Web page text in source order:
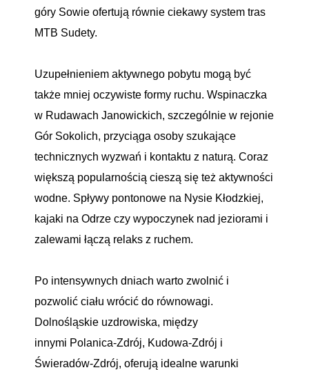
góry Sowie ofertują równie ciekawy system tras
MTB Sudety.
Uzupełnieniem aktywnego pobytu mogą być
także mniej oczywiste formy ruchu. Wspinaczka
w Rudawach Janowickich, szczególnie w rejonie
Gór Sokolich, przyciąga osoby szukające
technicznych wyzwań i kontaktu z naturą. Coraz
większą popularnością cieszą się też aktywności
wodne. Spływy pontonowe na Nysie Kłodzkiej,
kajaki na Odrze czy wypoczynek nad jeziorami i
zalewami łączą relaks z ruchem.
Po intensywnych dniach warto zwolnić i
pozwolić ciału wrócić do równowagi.
Dolnośląskie uzdrowiska, między
innymi Polanica-Zdrój, Kudowa-Zdrój i
Świeradów-Zdrój, oferują idealne warunki